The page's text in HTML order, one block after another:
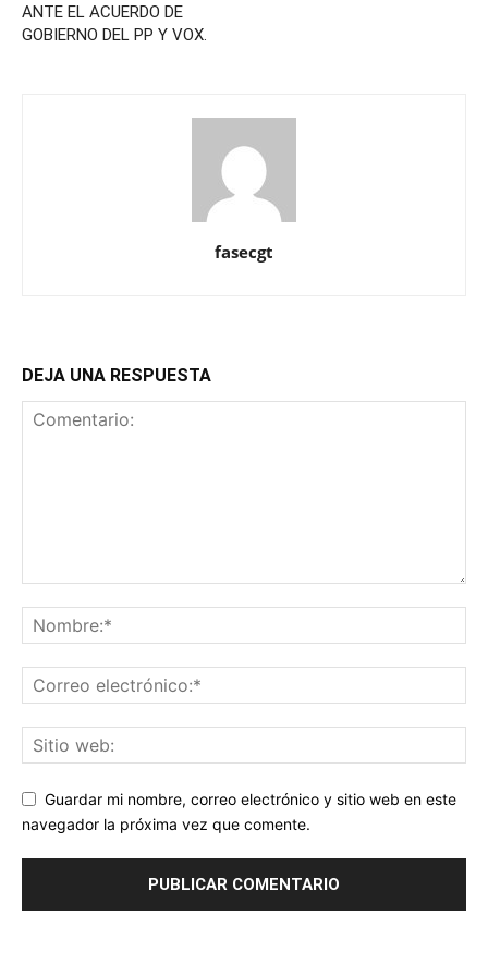
ANTE EL ACUERDO DE
GOBIERNO DEL PP Y VOX.
fasecgt
DEJA UNA RESPUESTA
Guardar mi nombre, correo electrónico y sitio web en este
navegador la próxima vez que comente.